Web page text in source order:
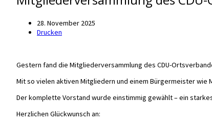
28. November 2025
Drucken
Gestern fand die Mitgliederversammlung des CDU-
Mit so vielen aktiven Mitgliedern und einem Bürgermeister wie
Der komplette Vorstand wurde einstimmig gewählt – ein
Herzlichen Glückwunsch an: